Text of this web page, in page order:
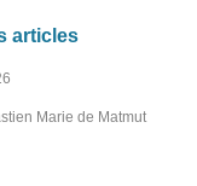
articles
Marie de Matmut